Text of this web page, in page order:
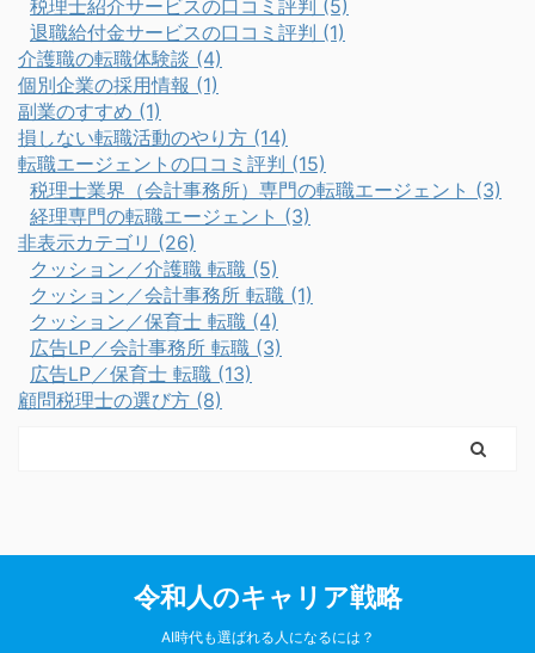
税理士紹介サービスの口コミ評判 (5)
退職給付金サービスの口コミ評判 (1)
介護職の転職体験談 (4)
個別企業の採用情報 (1)
副業のすすめ (1)
損しない転職活動のやり方 (14)
転職エージェントの口コミ評判 (15)
税理士業界（会計事務所）専門の転職エージェント (3)
経理専門の転職エージェント (3)
非表示カテゴリ (26)
クッション／介護職 転職 (5)
クッション／会計事務所 転職 (1)
クッション／保育士 転職 (4)
広告LP／会計事務所 転職 (3)
広告LP／保育士 転職 (13)
顧問税理士の選び方 (8)
令和人のキャリア戦略
AI時代も選ばれる人になるには？